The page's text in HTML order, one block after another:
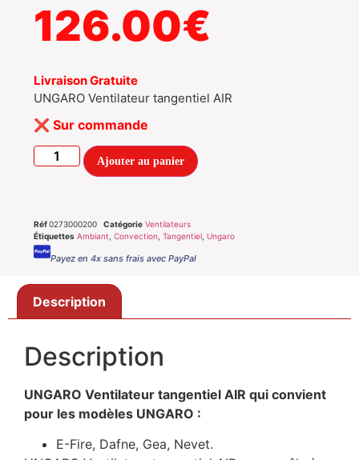
126.00€
Livraison Gratuite
UNGARO Ventilateur tangentiel AIR
Sur commande
Ajouter au panier
Réf0273000200 Catégorie Ventilateurs
Étiquettes Ambiant Convection Tangentiel Ungaro
Payez en 4x sans frais avec PayPal
Description
Description
UNGARO Ventilateur tangentiel AIR qui convient
pour les modèles UNGARO :
E-Fire, Dafne, Gea, Nevet.